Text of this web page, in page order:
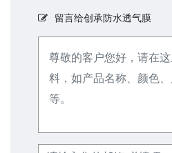
留言给创承防水透气膜